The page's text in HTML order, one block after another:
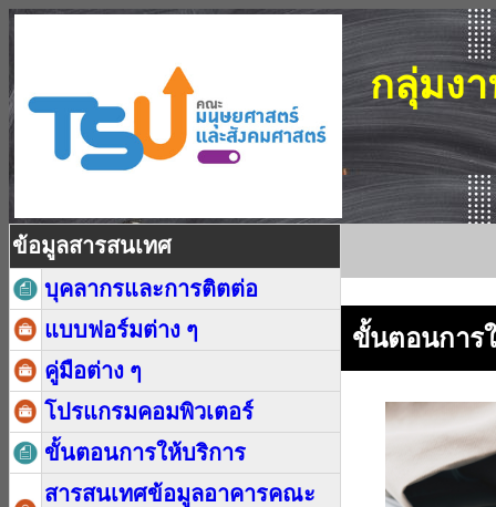
กลุ่มง
ข้อมูลสารสนเทศ
บุคลากรและการติตต่อ
แบบฟอร์มต่าง ๆ
คู่มือต่าง ๆ
โปรแกรมคอมพิวเตอร์
ขั้นตอนการให้บริการ
สารสนเทศข้อมูลอาคารคณะ
ขั้นตอนการ